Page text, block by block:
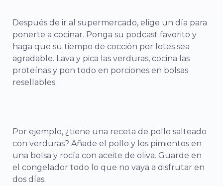
Después de ir al supermercado, elige un día para
ponerte a cocinar. Ponga su podcast favorito y
haga que su tiempo de cocción por lotes sea
agradable. Lava y pica las verduras, cocina las
proteínas y pon todo en porciones en bolsas
resellables.
Por ejemplo, ¿tiene una receta de pollo salteado
con verduras? Añade el pollo y los pimientos en
una bolsa y rocía con aceite de oliva. Guarde en
el congelador todo lo que no vaya a disfrutar en
dos días.